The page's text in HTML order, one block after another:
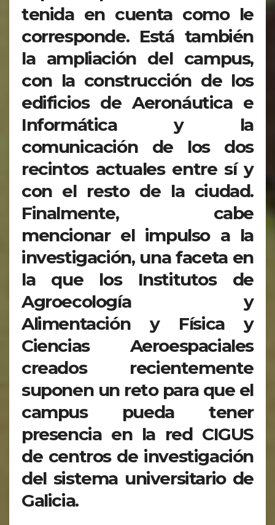
tenida en cuenta como le
corresponde. Está también
la ampliación del campus,
con la construcción de los
edificios de Aeronáutica e
Informática y la
comunicación de los dos
recintos actuales entre sí y
con el resto de la ciudad.
Finalmente, cabe
mencionar el impulso a la
investigación, una faceta en
la que los Institutos de
Agroecología y
Alimentación y Física y
Ciencias Aeroespaciales
creados recientemente
suponen un reto para que el
campus pueda tener
presencia en la red CIGUS
de centros de investigación
del sistema universitario de
Galicia.